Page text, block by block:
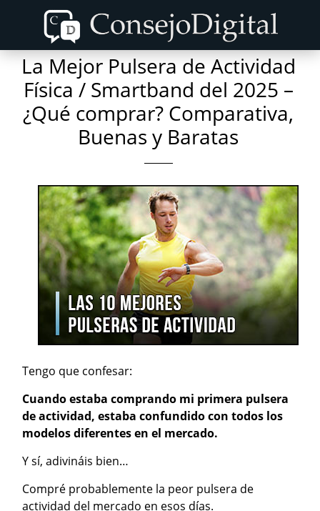
content
primary
sidebar
La Mejor Pulsera de Actividad
Física / Smartband del 2025 –
¿Qué comprar? Comparativa,
Buenas y Baratas
Tengo que confesar:
Cuando estaba comprando mi primera pulsera
de actividad, estaba confundido con todos los
modelos diferentes en el mercado.
Y sí, adivináis bien…
Compré probablemente la peor pulsera de
actividad del mercado en esos días.